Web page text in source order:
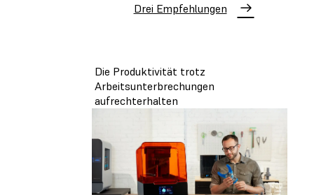
Drei Empfehlungen
Die Produktivität trotz
Arbeitsunterbrechungen
aufrechterhalten